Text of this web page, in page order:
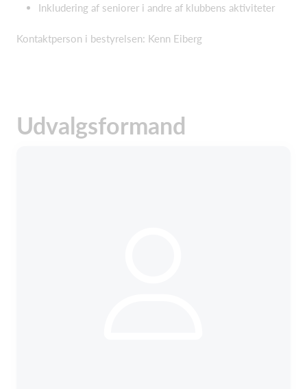
Inkludering af seniorer i andre af klubbens aktiviteter​
Kontaktperson i bestyrelsen: Kenn Eiberg
Udvalgsformand